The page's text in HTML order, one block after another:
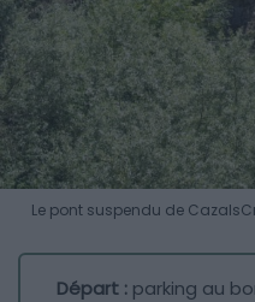
Le pont suspendu de Cazals
Départ : parking au